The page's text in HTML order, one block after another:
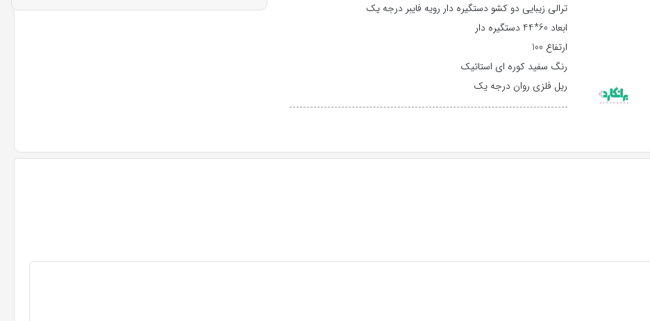
ترالی زیبایی دو کشو دستگیره دار رویه فایبر درجه یک
ابعاد 60*44 دستگیره دار
ارتفاع 100
رنگ سفید کوره ای استاتیک
ریل فلزی روان درجه یک